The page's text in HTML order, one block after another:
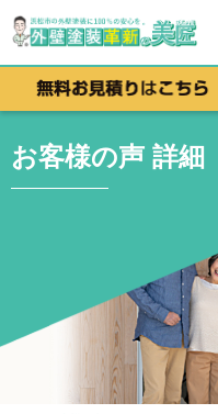
お客様の声 詳細